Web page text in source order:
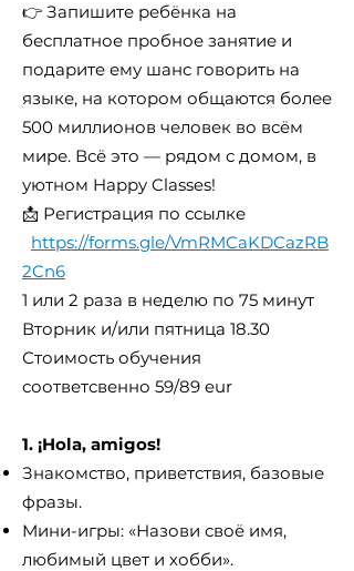
👉 Запишите ребёнка на
бесплатное пробное занятие и
подарите ему шанс говорить на
языке, на котором общаются более
500 миллионов человек во всём
мире. Всё это — рядом с домом, в
уютном Happy Classes!
📩 Регистрация по ссылке
https://forms.gle/VmRMCaKDCazRB
2Cn6
1 или 2 раза в неделю по 75 минут
Вторник и/или пятница 18.30
Стоимость обучения
соответсвенно 59/89 eur
1. ¡Hola, amigos!
Знакомство, приветствия, базовые
фразы.
Мини-игры: «Назови своё имя,
любимый цвет и хобби».